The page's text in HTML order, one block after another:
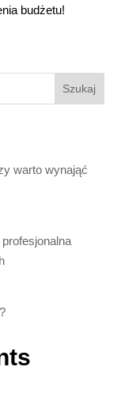
budżetu!
Szukaj
warto wynająć